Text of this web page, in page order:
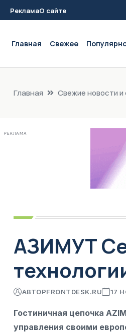
РекламаО сайте
Главная Свежее
Главная Свежие новости и
РЕКЛАМА
АЗИМУТ
АВТОРFRONTDESK.RU 17
Гостиничная цепочка
управления своими